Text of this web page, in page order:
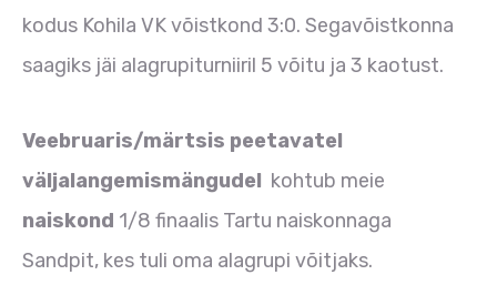
kodus Kohila VK võistkond 3:0. Segavõistkonna
saagiks jäi alagrupiturniiril 5 võitu ja 3 kaotust.
Veebruaris/märtsis peetavatel
väljalangemismängudel kohtub meie
naiskond 1/8 finaalis Tartu naiskonnaga
Sandpit, kes tuli oma alagrupi võitjaks.